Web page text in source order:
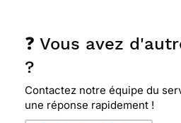
❓ Vous avez
?
Contactez notre équipe du
une réponse rapidement !